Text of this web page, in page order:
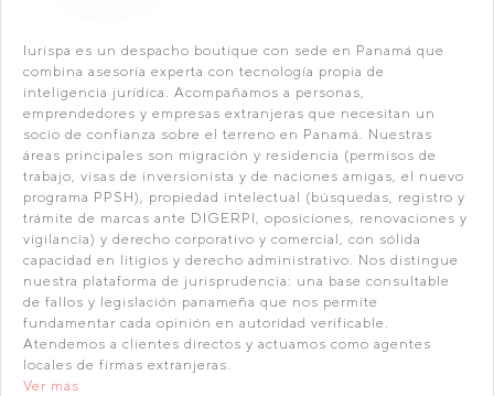
Iurispa es un despacho boutique con sede en Panamá que
combina asesoría experta con tecnología propia de
inteligencia jurídica. Acompañamos a personas,
emprendedores y empresas extranjeras que necesitan un
socio de confianza sobre el terreno en Panamá. Nuestras
áreas principales son migración y residencia (permisos de
trabajo, visas de inversionista y de naciones amigas, el nuevo
programa PPSH), propiedad intelectual (búsquedas, registro y
trámite de marcas ante DIGERPI, oposiciones, renovaciones y
vigilancia) y derecho corporativo y comercial, con sólida
capacidad en litigios y derecho administrativo. Nos distingue
nuestra plataforma de jurisprudencia: una base consultable
de fallos y legislación panameña que nos permite
fundamentar cada opinión en autoridad verificable.
Atendemos a clientes directos y actuamos como agentes
locales de firmas extranjeras.
Ver más